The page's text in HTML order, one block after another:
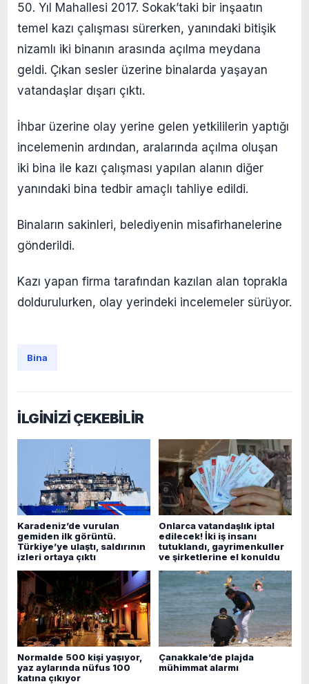
50. Yıl Mahallesi 2017. Sokak’taki bir inşaatın
temel kazı çalışması sürerken, yanındaki bitişik
nizamlı iki binanın arasında açılma meydana
geldi. Çıkan sesler üzerine binalarda yaşayan
vatandaşlar dışarı çıktı.
İhbar üzerine olay yerine gelen yetkililerin yaptığı
incelemenin ardından, aralarında açılma oluşan
iki bina ile kazı çalışması yapılan alanın diğer
yanındaki bina tedbir amaçlı tahliye edildi.
Binaların sakinleri, belediyenin misafirhanelerine
gönderildi.
Kazı yapan firma tarafından kazılan alan toprakla
doldurulurken, olay yerindeki incelemeler sürüyor.
Bina
İLGİNİZİ ÇEKEBİLİR
Karadeniz’de vurulan
gemiden ilk görüntü.
Türkiye’ye ulaştı, saldırının
izleri ortaya çıktı
Onlarca vatandaşlık iptal
edilecek! İki iş insanı
tutuklandı, gayrimenkuller
ve şirketlerine el konuldu
Normalde 500 kişi yaşıyor,
yaz aylarında nüfus 100
katına çıkıyor
Çanakkale’de plajda
mühimmat alarmı